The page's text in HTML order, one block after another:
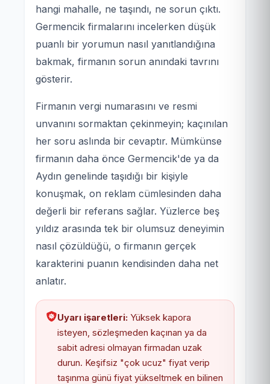
hangi mahalle, ne taşındı, ne sorun çıktı.
Germencik firmalarını incelerken düşük
puanlı bir yorumun nasıl yanıtlandığına
bakmak, firmanın sorun anındaki tavrını
gösterir.
Firmanın vergi numarasını ve resmi
unvanını sormaktan çekinmeyin; kaçınılan
her soru aslında bir cevaptır. Mümkünse
firmanın daha önce Germencik'de ya da
Aydın genelinde taşıdığı bir kişiyle
konuşmak, on reklam cümlesinden daha
değerli bir referans sağlar. Yüzlerce beş
yıldız arasında tek bir olumsuz deneyimin
nasıl çözüldüğü, o firmanın gerçek
karakterini puanın kendisinden daha net
anlatır.
Uyarı işaretleri: Yüksek kapora
isteyen, sözleşmeden kaçınan ya da
sabit adresi olmayan firmadan uzak
durun. Keşifsiz "çok ucuz" fiyat verip
taşınma günü fiyat yükseltmek en bilinen